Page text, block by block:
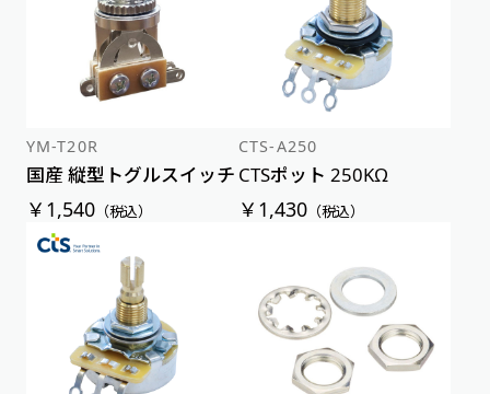
YM-T20R
国産 縦型トグルスイッチ
￥1,540（税込）
CTS-A250
CTSポット 250KΩ
￥1,430 （税込）